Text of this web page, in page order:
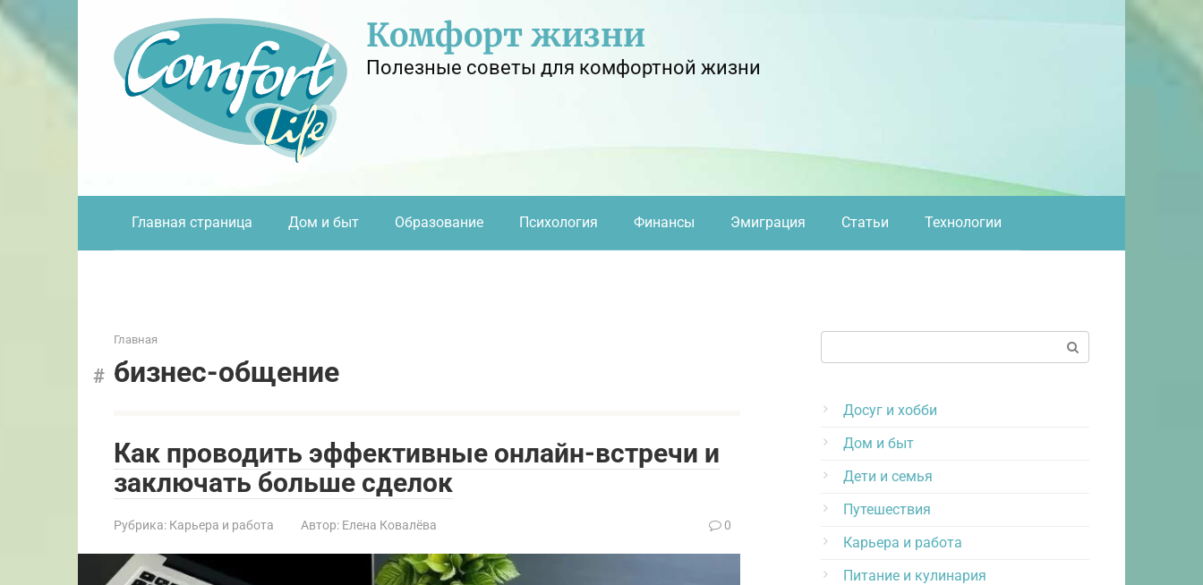
Перейти
контенту
Комфорт жизни
Полезные советы для комфортной жизни
Главная страница Дом и быт Образование Психология Финансы Эмиграция Статьи Технологии
Главная
бизнес-общение
Как проводить эффективные онлайн-встречи и
заключать больше сделок
Рубрика: Карьера и работа Автор: Елена Ковалёва 0
Досуг и хобби
Дом и быт
Дети и семья
Путешествия
Карьера и работа
Питание и кулинария